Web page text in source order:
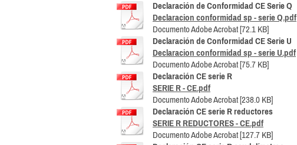
Declaración de Conformidad CE Serie Q
Declaracion conformidad sp - serie Q.pdf
Documento Adobe Acrobat [72.1 KB]
Declaración de Conformidad CE Serie U
Declaracion conformidad sp - serie U.pdf
Documento Adobe Acrobat [75.7 KB]
Declaración CE serie R
SERIE R - CE.pdf
Documento Adobe Acrobat [238.0 KB]
Declaración CE serie R reductores
SERIE R REDUCTORES - CE.pdf
Documento Adobe Acrobat [127.7 KB]